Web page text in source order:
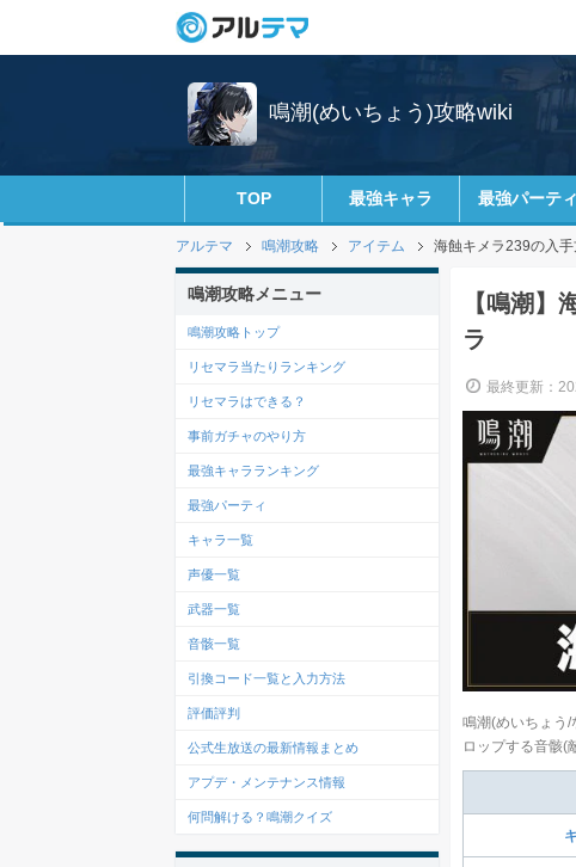
鳴潮(めいちょう)攻略wiki
TOP 最強キャラ 最強パーティ
アルテマ 鳴潮攻略 アイテム 海蝕キメラ239の入
【鳴潮】
ラ
最終更新：
鳴潮(めいちょう
ロップする音骸(
鳴潮攻略メニュー
鳴潮攻略トップ
リセマラ当たりランキング
リセマラはできる？
事前ガチャのやり方
最強キャラランキング
最強パーティ
キャラ一覧
声優一覧
武器一覧
音骸一覧
引換コード一覧と入力方法
評価評判
公式生放送の最新情報まとめ
アプデ・メンテナンス情報
何問解ける？鳴潮クイズ